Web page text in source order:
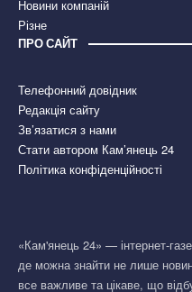
Новини компаній
Різне
ПРО САЙТ
Телефонний довідник
Редакція сайту
Зв’язатися з нами
Стати автором Кам’янець 24
Політика конфіденційності
«Кам'янець 24» — інтернет-
де можна знайти не лише
все важливе та цікаве, що